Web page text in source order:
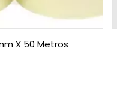
X 50 Metros